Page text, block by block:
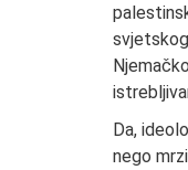
Da,
nego